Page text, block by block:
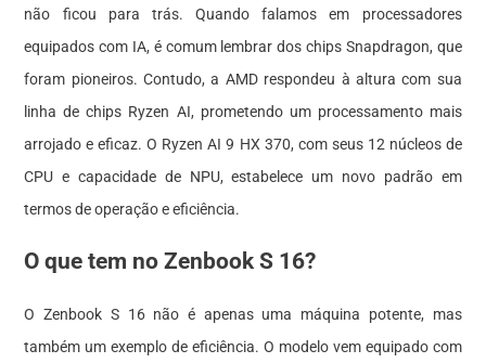
não ficou para trás. Quando falamos em processadores
equipados com IA, é comum lembrar dos chips Snapdragon, que
foram pioneiros. Contudo, a AMD respondeu à altura com sua
linha de chips Ryzen AI, prometendo um processamento mais
arrojado e eficaz. O Ryzen AI 9 HX 370, com seus 12 núcleos de
CPU e capacidade de NPU, estabelece um novo padrão em
termos de operação e eficiência.
O que tem no Zenbook S 16?
O Zenbook S 16 não é apenas uma máquina potente, mas
também um exemplo de eficiência. O modelo vem equipado com